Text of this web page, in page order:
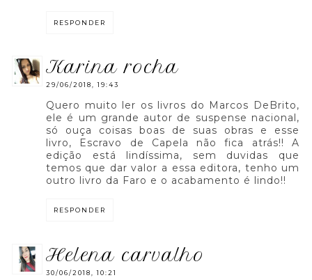
RESPONDER
karina rocha
29/06/2018, 19:43
Quero muito ler os livros do Marcos DeBrito,
ele é um grande autor de suspense nacional,
só ouça coisas boas de suas obras e esse
livro, Escravo de Capela não fica atrás!! A
edição está lindíssima, sem duvidas que
temos que dar valor a essa editora, tenho um
outro livro da Faro e o acabamento é lindo!!
RESPONDER
helena carvalho
30/06/2018, 10:21